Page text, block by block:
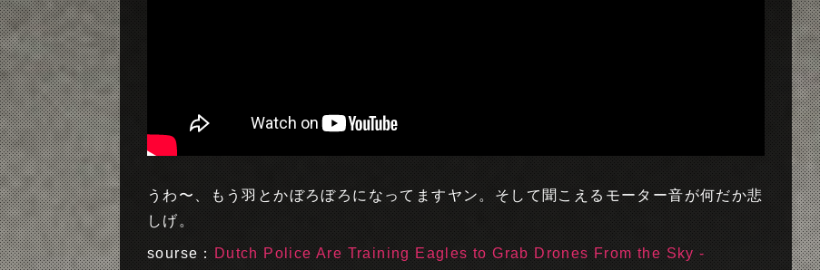
うわ〜、もう羽とかぼろぼろになってますヤン。そして聞こえるモーター音が何だか悲
しげ。
sourse：
Dutch Police Are Training Eagles to Grab Drones From the Sky -